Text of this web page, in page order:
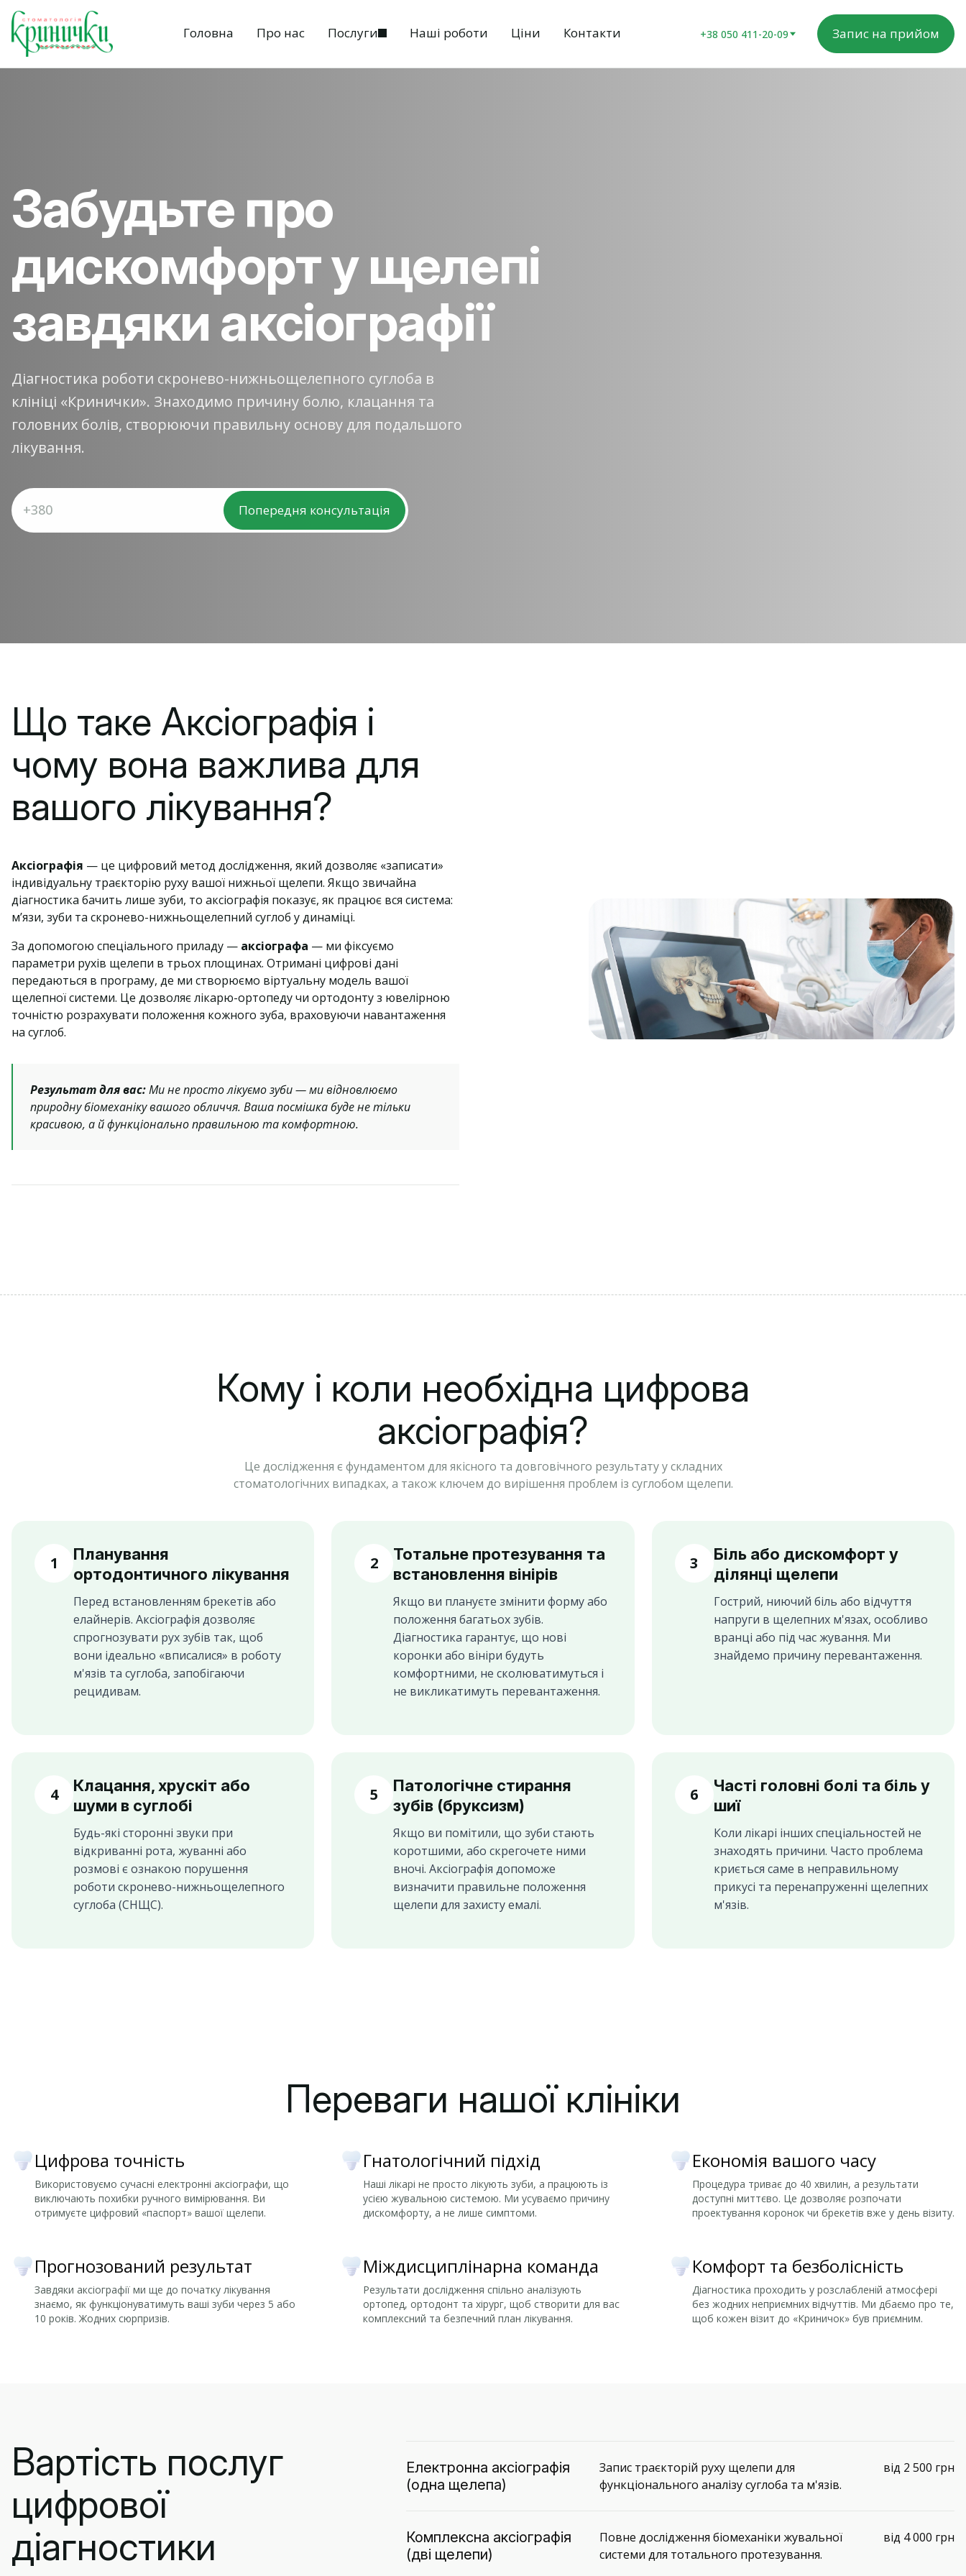
Головна Про нас Послуги Наші роботи Ціни Контакти +38 050 411-20-09 Запис на прийом
Забудьте про
дискомфорт у щелепі
завдяки аксіографії
Діагностика роботи скронево-нижньощелепного суглоба в
клініці «Кринички». Знаходимо причину болю, клацання та
головних болів, створюючи правильну основу для подальшого
лікування.
Попередня консультація
Що таке Аксіографія і
чому вона важлива для
вашого лікування?
Аксіографія — це цифровий метод дослідження, який дозволяє «записати»
індивідуальну траєкторію руху вашої нижньої щелепи. Якщо звичайна
діагностика бачить лише зуби, то аксіографія показує, як працює вся система:
м’язи, зуби та скронево-нижньощелепний суглоб у динаміці.
За допомогою спеціального приладу — аксіографа — ми фіксуємо
параметри рухів щелепи в трьох площинах. Отримані цифрові дані
передаються в програму, де ми створюємо віртуальну модель вашої
щелепної системи. Це дозволяє лікарю-ортопеду чи ортодонту з ювелірною
точністю розрахувати положення кожного зуба, враховуючи навантаження
на суглоб.
Результат для вас:Ми не просто лікуємо зуби — ми відновлюємо
природну біомеханіку вашого обличчя. Ваша посмішка буде не тільки
красивою, а й функціонально правильною та комфортною.
Кому і коли необхідна цифрова
аксіографія?
Це дослідження є фундаментом для якісного та довговічного результату у складних
стоматологічних випадках, а також ключем до вирішення проблем із суглобом щелепи.
1
Планування
ортодонтичного лікування
Перед встановленням брекетів або
елайнерів. Аксіографія дозволяє
спрогнозувати рух зубів так, щоб
вони ідеально «вписалися» в роботу
м'язів та суглоба, запобігаючи
рецидивам.
2
Тотальне протезування та
встановлення вінірів
Якщо ви плануєте змінити форму або
положення багатьох зубів.
Діагностика гарантує, що нові
коронки або вініри будуть
комфортними, не сколюватимуться і
не викликатимуть перевантаження.
3
Біль або дискомфорт у
ділянці щелепи
Гострий, ниючий біль або відчуття
напруги в щелепних м'язах, особливо
вранці або під час жування. Ми
знайдемо причину перевантаження.
4
Клацання, хрускіт або
шуми в суглобі
Будь-які сторонні звуки при
відкриванні рота, жуванні або
розмові є ознакою порушення
роботи скронево-нижньощелепного
суглоба (СНЩС).
5
Патологічне стирання
зубів (бруксизм)
Якщо ви помітили, що зуби стають
коротшими, або скрегочете ними
вночі. Аксіографія допоможе
визначити правильне положення
щелепи для захисту емалі.
6
Часті головні болі та біль у
шиї
Коли лікарі інших спеціальностей не
знаходять причини. Часто проблема
криється саме в неправильному
прикусі та перенапруженні щелепних
м'язів.
Переваги нашої клініки
Цифрова точність
Використовуємо сучасні електронні аксіографи, що
виключають похибки ручного вимірювання. Ви
отримуєте цифровий «паспорт» вашої щелепи.
Гнатологічний підхід
Наші лікарі не просто лікують зуби, а працюють із
усією жувальною системою. Ми усуваємо причину
дискомфорту, а не лише симптоми.
Економія вашого часу
Процедура триває до 40 хвилин, а результати
доступні миттєво. Це дозволяє розпочати
проектування коронок чи брекетів вже у день візиту.
Прогнозований результат
Завдяки аксіографії ми ще до початку лікування
знаємо, як функціонуватимуть ваші зуби через 5 або
10 років. Жодних сюрпризів.
Міждисциплінарна команда
Результати дослідження спільно аналізують
ортопед, ортодонт та хірург, щоб створити для вас
комплексний та безпечний план лікування.
Комфорт та безболісність
Діагностика проходить у розслабленій атмосфері
без жодних неприємних відчуттів. Ми дбаємо про те,
щоб кожен візит до «Криничок» був приємним.
Вартість послуг
цифрової
діагностики
Електронна аксіографія
(одна щелепа)
Запис траєкторій руху щелепи для
функціонального аналізу суглоба та м'язів.
від 2 500 грн
Комплексна аксіографія
(дві щелепи)
Повне дослідження біомеханіки жувальної
системи для тотального протезування.
від 4 000 грн